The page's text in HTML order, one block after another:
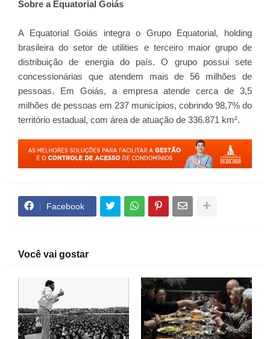
Sobre a Equatorial Goiás
A Equatorial Goiás integra o Grupo Equatorial, holding
brasileira do setor de utilities e terceiro maior grupo de
distribuição de energia do país. O grupo possui sete
concessionárias que atendem mais de 56 milhões de
pessoas. Em Goiás, a empresa atende cerca de 3,5
milhões de pessoas em 237 municípios, cobrindo 98,7% do
território estadual, com área de atuação de 336.871 km².
Facebook
Você vai gostar